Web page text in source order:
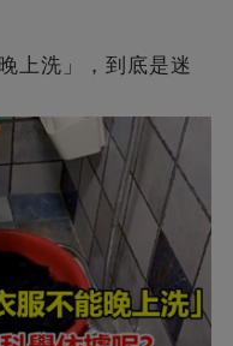
上洗」，到底是迷